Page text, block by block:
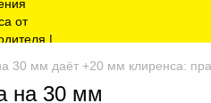
30 мм даёт +20 мм клиренса:
на 30 мм